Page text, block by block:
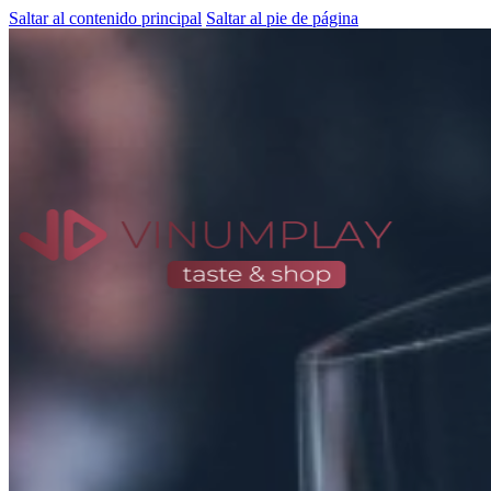
Saltar al contenido principal Saltar al pie de página